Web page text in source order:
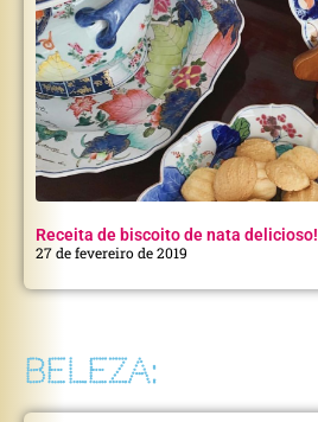
Receita de biscoito de nata delicioso!
27 de fevereiro de 2019
BELEZA: